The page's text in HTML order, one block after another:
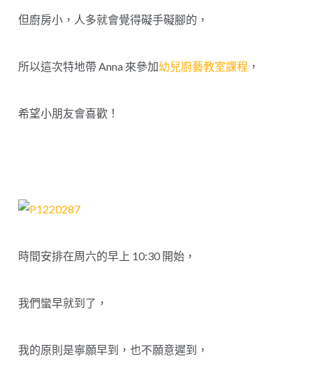
但廚房小，人多就會覺得礙手礙腳的，
所以這次特地帶 Anna 來參加幼兒廚藝教室課程 ，
希望小朋友會喜歡！
時間安排在周六的早上 10:30 開始，
我們蠻早就到了，
我的原則是寧願早到，也不願意遲到，